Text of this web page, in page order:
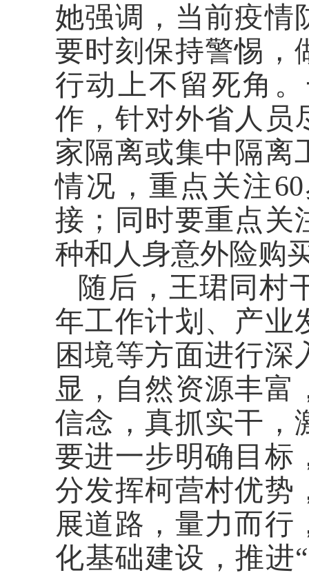
她强调，当前疫情
要时刻保持警惕，
行动上不留死角
作，针对外省人员
家隔离或集中隔离
情况，重点关注
接；同时要重点关
种和人身意外险购
随后，王珺同村
年工作计划、产业
困境等方面进行深
显，自然资源丰富
信念，真抓实干，
要进一步明确目标
分发挥柯营村优势
展道路，量力而行
化基础建设，推进